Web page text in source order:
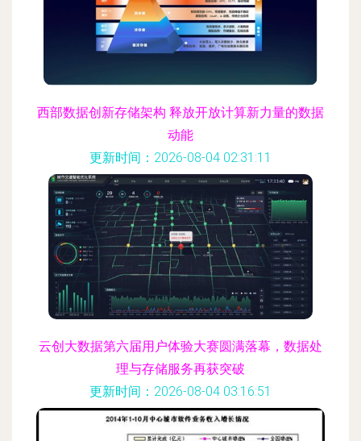
西部数据创新存储架构 释放开放计算新力量的数据
动能
更新时间：2026-08-04 02:31:11
云创大数据第六届用户体验大赛圆满落幕，数据处
理与存储服务再获突破
更新时间：2026-08-04 03:16:51